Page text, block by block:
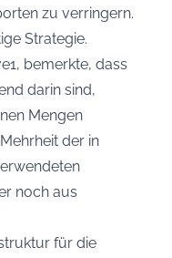
zu verringern.
Strategie.
bemerkte, dass
darin sind,
Mengen
der in
noch aus
für die